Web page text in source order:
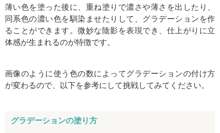
薄い色を塗った後に、重ね塗りで濃さや薄さを出したり、
同系色の濃い色を馴染ませたりして、グラデーションを作
ることができます。微妙な陰影を表現でき、仕上がりに立
体感が生まれるのが特徴です。
画像のように使う色の数によってグラデーションの付け方
が変わるので、以下を参考にして挑戦してみてください。
グラデーションの塗り方